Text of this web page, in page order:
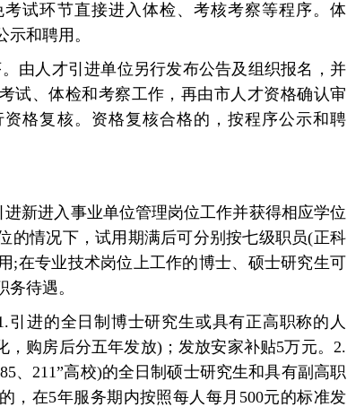
试环节直接进入体检、考核考察等程序。体
和聘用。
由人才引进单位另行发布公告及组织报名，并
试、体检和考察工作，再由市人才资格确认审
格复核。资格复核合格的，按程序公示和聘
新进入事业单位管理岗位工作并获得相应学位
的情况下，试用期满后可分别按七级职员(正科
;在专业技术岗位上工作的博士、硕士研究生可
待遇。
引进的全日制博士研究生或具有正高职称的人
，购房后分五年发放)；发放安家补贴5万元。2.
、211”高校)的全日制硕士研究生和具有副高职
，在5年服务期内按照每人每月500元的标准发